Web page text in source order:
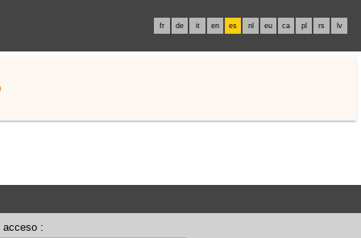
fr de it en es nl eu ca pl rs lv
acceso :